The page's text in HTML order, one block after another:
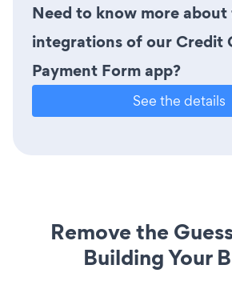
Need to know more
integrations of our Credit
Payment Form app?
See the details
Remove the
Building Your